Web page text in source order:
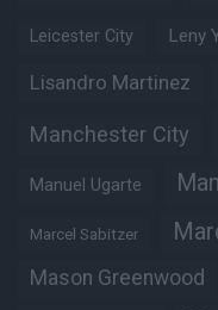
Leicester City Leny
Lisandro Martinez
Manchester City
Manuel Ugarte
Marcel Sabitzer
Mason Greenwood